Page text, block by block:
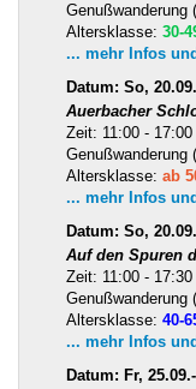
Genußwanderung
Altersklasse: 30-
... mehr Infos
Datum: So,
Auerbacher
Zeit: 11:00 - 17:00
Genußwanderung
Altersklasse: ab
... mehr Infos
Datum: So,
Auf den Spuren
Zeit: 11:00 - 17:30
Genußwanderung
Altersklasse: 40-
... mehr Infos
Datum: Fr,